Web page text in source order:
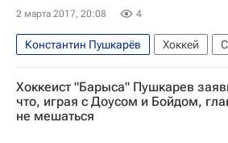
2 марта 2017, 20:08 4
Константин Пушкарёв Хоккей
КХЛ 2025-2026
Барыс
Трактор
Артём Бородкин
Мартен Сен-Пьер
Хоккеист "Барыса" Пушкарев
что, играя с Доусом и Бойдом,
не мешаться